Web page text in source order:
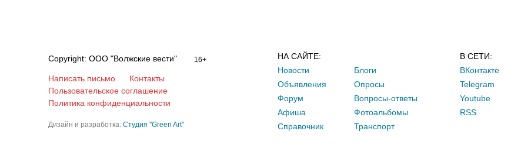
Copyright: ООО "Волжские вести" 16+
Написать письмо
Контакты
Пользовательское соглашение
Политика конфиденциальности
Дизайн и разработка: Студия "Green Art"
НА САЙТЕ:
Новости
Объявления
Форум
Афиша
Справочник
Блоги
Опросы
Вопросы-ответы
Фотоальбомы
Транспорт
В СЕТИ:
ВКонтакте
Telegram
Youtube
RSS